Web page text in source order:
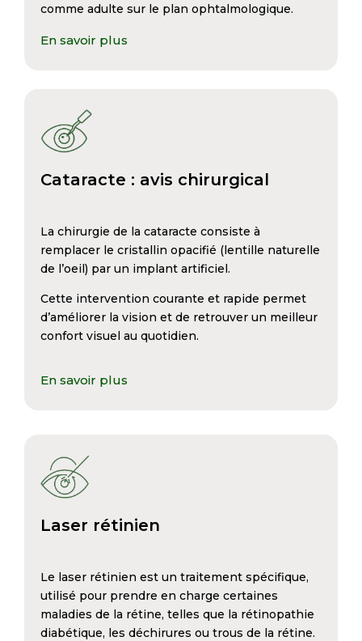
comme adulte sur le plan ophtalmologique.
En savoir plus
Cataracte : avis chirurgical
La chirurgie de la cataracte consiste à
remplacer le cristallin opacifié (lentille naturelle
de l’oeil) par un implant artificiel.
Cette intervention courante et rapide permet
d’améliorer la vision et de retrouver un meilleur
confort visuel au quotidien.
En savoir plus
Laser rétinien
Le laser rétinien est un traitement spécifique,
utilisé pour prendre en charge certaines
maladies de la rétine, telles que la rétinopathie
diabétique, les déchirures ou trous de la rétine.